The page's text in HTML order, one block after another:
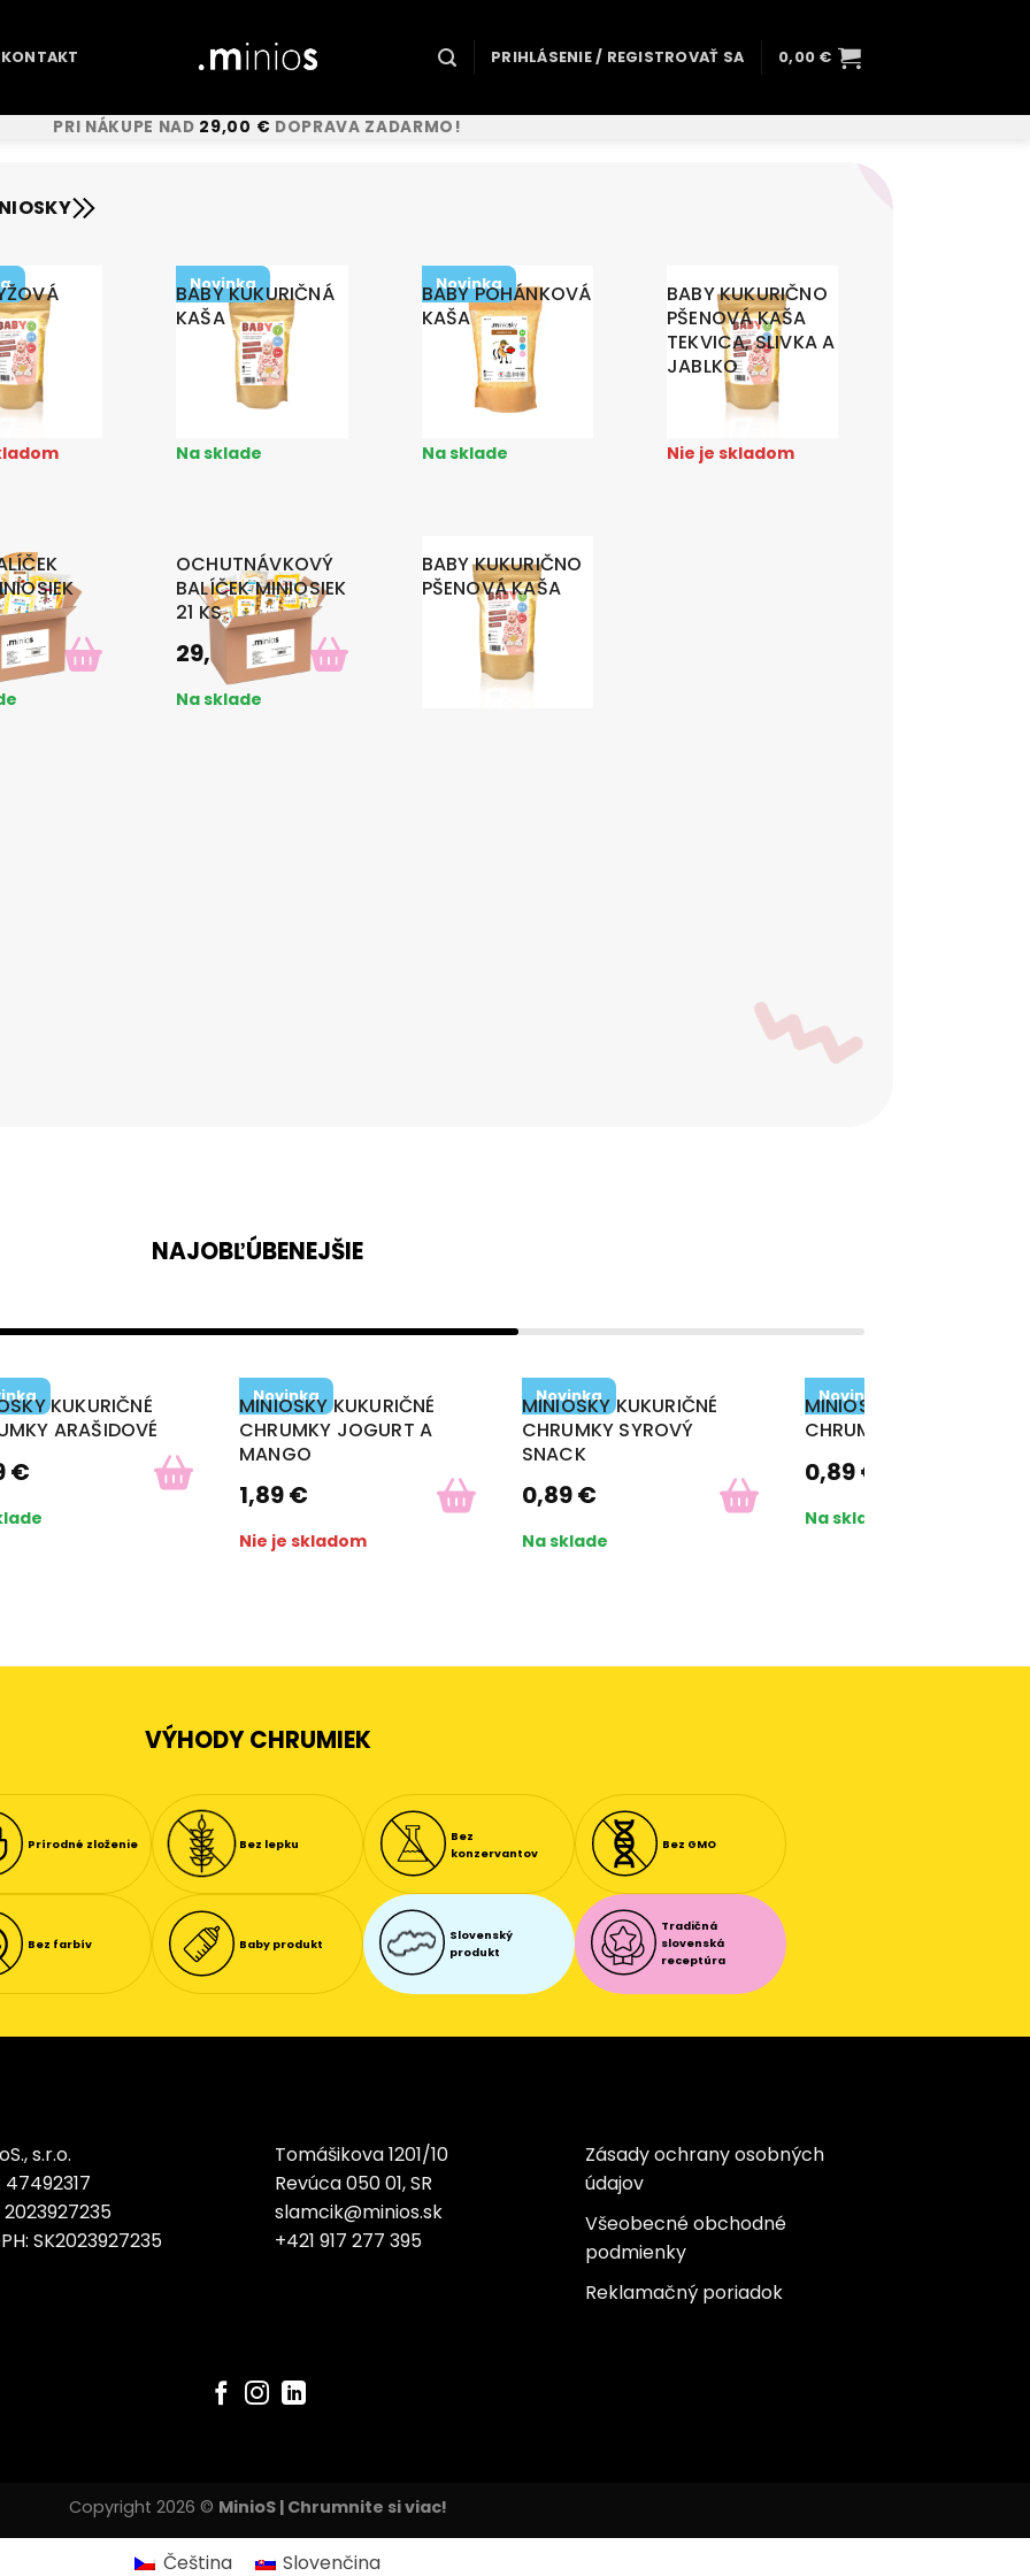
KONTAKT PRIHLÁSENIE / REGISTROVAŤ SA 0,00 €
PRI NÁKUPE NAD 29,00 € DOPRAVA ZADARMO!
Novinka
BABY KUKURIČNÁ
KAŠA
€
Na sklade
Novinka
BABY POHÁNKOVÁ
KAŠA
3,59€
Na sklade
BABY KUKURIČNO
PŠENOVÁ KAŠA
TEKVICA, SLIVKA A
JABLKO
€
Nie je skladom
€
OCHUTNÁVKOVÝ
BALÍČEK MINIOSIEK
21 KS
29,50 €
Na sklade
BABY KUKURIČNO
PŠENOVÁ KAŠA
€
NAJOBĽÚBENEJŠIE
KUKURIČNÉ
ARAŠIDOVÉ
€
Novinka
MINIOSKY KUKURIČNÉ
CHRUMKY JOGURT A
MANGO
1,89€
Nie je skladom
Novinka
MINIOSKY KUKURIČNÉ
CHRUMKY SYROVÝ
SNACK
0,89€
Na sklade
Novinka
MINIOSKY KUKURIČNÉ
CHRUMKY ÚDENÁ ŠUNKA
0,89€
Na sklade
VÝHODY CHRUMIEK
Prírodné zloženie Bez lepku
Bez
konzervantov
Bez GMO
Bez farbív Baby produkt
Slovenský
produkt
Tradičná
slovenská
receptúra
s.r.o.
47492317
2023927235
SK2023927235
Tomášikova 1201/10
Revúca 050 01, SR
slamcik@minios.sk
+421 917 277 395
Zásady ochrany osobných
údajov
Všeobecné obchodné
podmienky
Reklamačný poriadok
Copyright 2026 © MinioS | Chrumnite si viac!
Čeština Slovenčina